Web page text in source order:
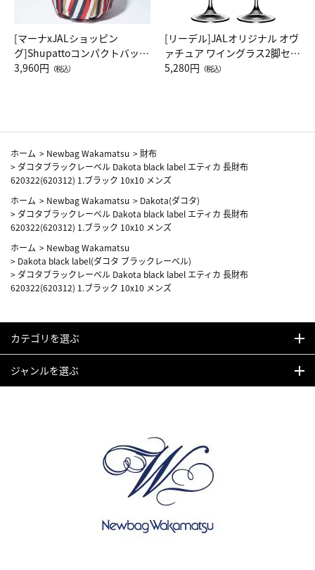
[マーナxJALショッピン
グ]Shupattoコンパクトバッグ
Drop JAL客室乗務員（LC）ス
3,960円 （税込）
[リーデル]JALオリジナル オヴ
ァチュア ワイングラス2脚セッ
ト（レッドワイン）
5,280円 （税込）
ホーム > Newbag Wakamatsu > 財布
> ダコタブラックレーベル Dakota black label エティカ 長財布
620322(620312) 1.ブラック 10x10 メンズ
ホーム > Newbag Wakamatsu > Dakota(ダコタ)
> ダコタブラックレーベル Dakota black label エティカ 長財布
620322(620312) 1.ブラック 10x10 メンズ
ホーム > Newbag Wakamatsu
> Dakota black label(ダコタ ブラックレーベル)
> ダコタブラックレーベル Dakota black label エティカ 長財布
620322(620312) 1.ブラック 10x10 メンズ
カテゴリを選ぶ
ジャンルを選ぶ